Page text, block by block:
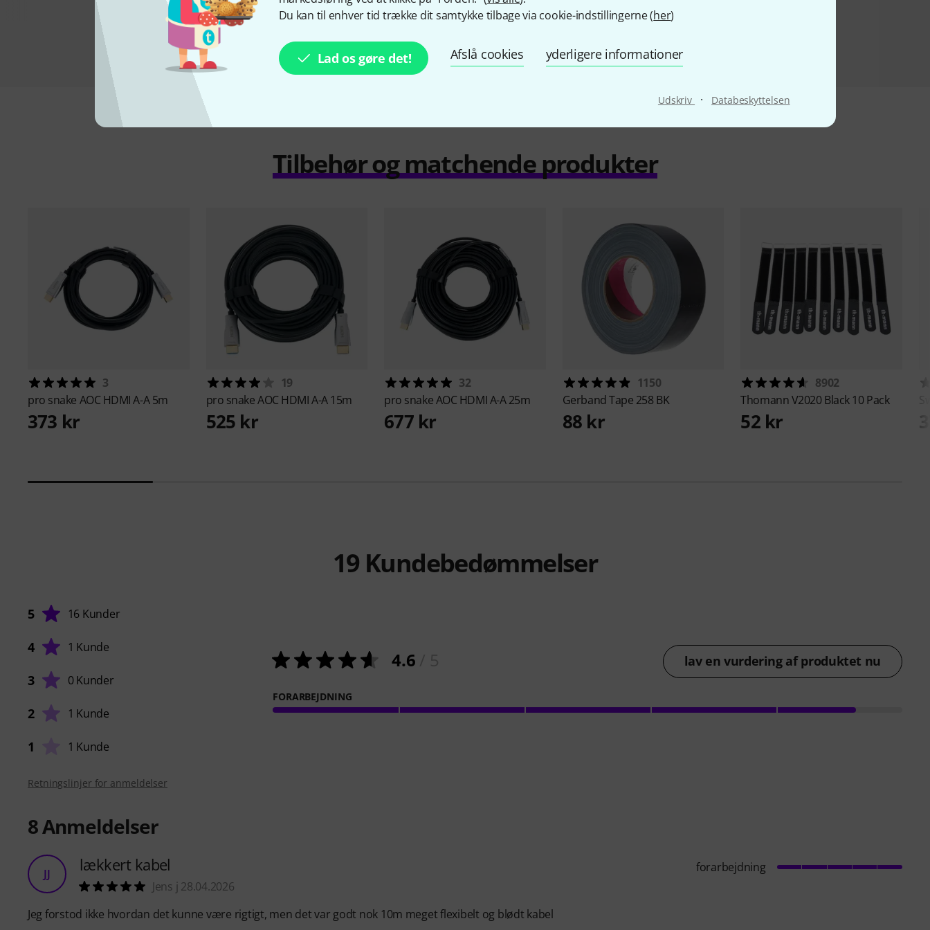
Du kan til enhver tid trække dit samtykke tilbage via cookie-indstillingerne (her)
Lad os gøre det! Afslå cookies yderligere informationer
Udskriv · Databeskyttelsen
Tilbehør og matchende produkter
3
pro snake AOC HDMI A-A 5m
373 kr
19
pro snakeAOC HDMI A-A 15m
525 kr
32
pro snakeAOC HDMI A-A 25m
677 kr
1150
GerbandTape 258 BK
88 kr
8902
ThomannV2020 Black 10 Pack
52 kr
19 Kundebedømmelser
5 16 Kunder
4 1 Kunde
3 0 Kunder
2 1 Kunde
1 1 Kunde
4.6 lav en vurdering af produktet nu
FORARBEJDNING
Retningslinjer for anmeldelser
8Anmeldelser
JJ lækkert kabel
Jens j 28.04.2026
Jeg forstod ikke hvordan det kunne være rigtigt, men det var godt nok 10m meget flexibelt og blødt kabel
forarbejdning